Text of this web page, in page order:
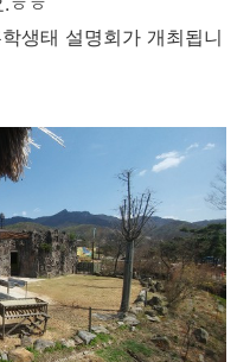
생태 설명회가 개최됩니